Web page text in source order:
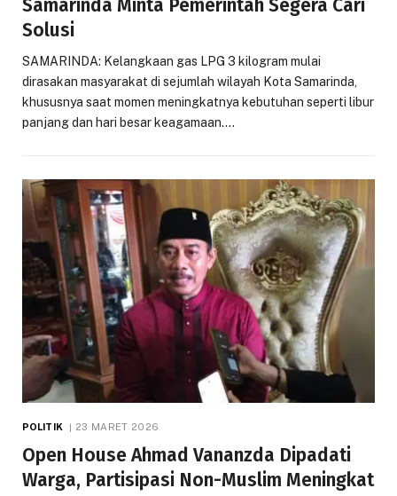
Samarinda Minta Pemerintah Segera Cari
Solusi
SAMARINDA: Kelangkaan gas LPG 3 kilogram mulai
dirasakan masyarakat di sejumlah wilayah Kota Samarinda,
khususnya saat momen meningkatnya kebutuhan seperti libur
panjang dan hari besar keagamaan.…
POLITIK 23 MARET 2026
Open House Ahmad Vananzda Dipadati
Warga, Partisipasi Non-Muslim Meningkat